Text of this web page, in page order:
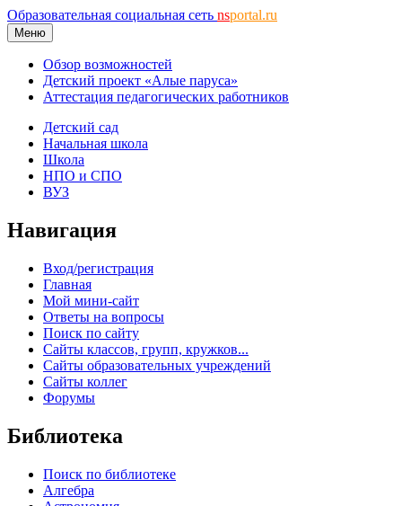
Образовательная социальная сеть nsportal.ru
Меню
Обзор возможностей
Детский проект «Алые паруса»
Аттестация педагогических работников
Детский сад
Начальная школа
Школа
НПО и СПО
ВУЗ
Навигация
Вход/регистрация
Главная
Мой мини-сайт
Ответы на вопросы
Поиск по сайту
Сайты классов, групп, кружков...
Сайты образовательных учреждений
Сайты коллег
Форумы
Библиотека
Поиск по библиотеке
Алгебра